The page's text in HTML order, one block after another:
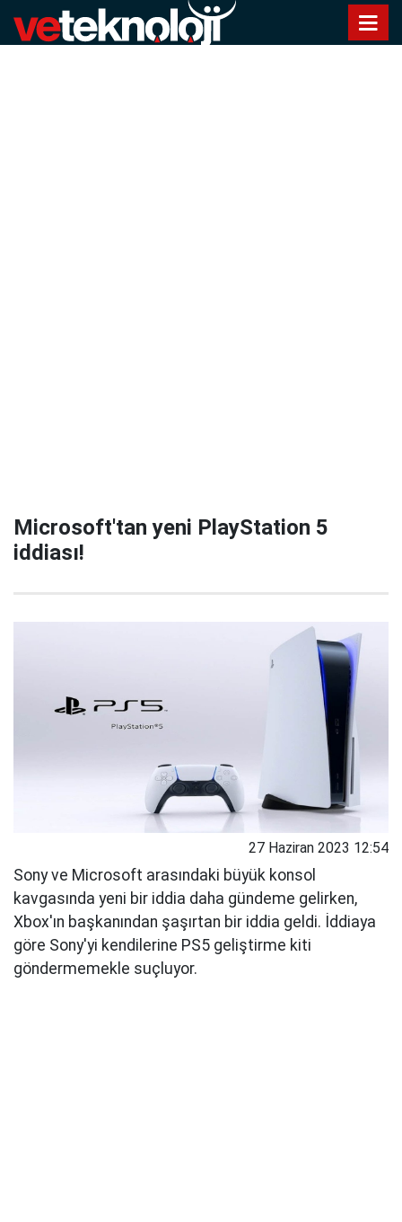
Microsoft'tan yeni PlayStation 5
iddiası!
27 Haziran 2023 12:54
Sony ve Microsoft arasındaki büyük konsol
kavgasında yeni bir iddia daha gündeme gelirken,
Xbox'ın başkanından şaşırtan bir iddia geldi. İddiaya
göre Sony'yi kendilerine PS5 geliştirme kiti
göndermemekle suçluyor.